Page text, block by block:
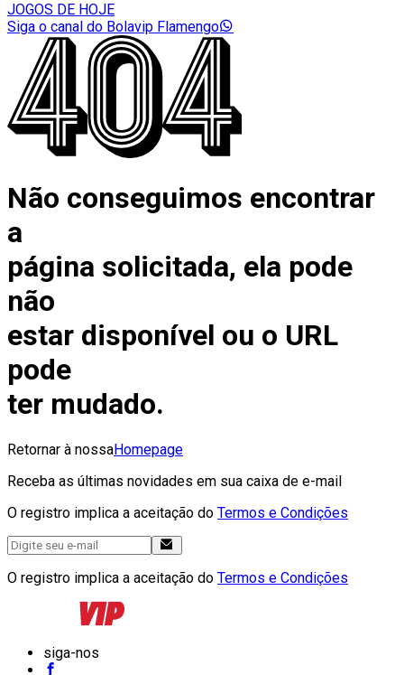
JOGOS DE HOJE
Siga o canal do Bolavip Flamengo
Não conseguimos encontrar
a
página solicitada, ela pode
não
estar disponível ou o URL
pode
ter mudado.
Retornar à nossaHomepage
Receba as últimas novidades em sua caixa de e-mail
O registro implica a aceitação do Termos e Condições
O registro implica a aceitação do Termos e Condições
siga-nos